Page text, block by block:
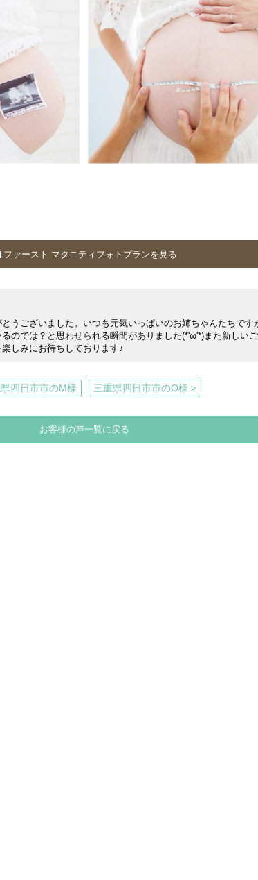
ファースト マタニティフォトプランを見る
うございました。いつも元気いっぱいのお姉ちゃんたちです
のでは？と思わせられる瞬間がありました(*'ω'*)また新しい
しみにお待ちしております♪
四日市市のM様 三重県四日市市のO様 >
お客様の声一覧に戻る